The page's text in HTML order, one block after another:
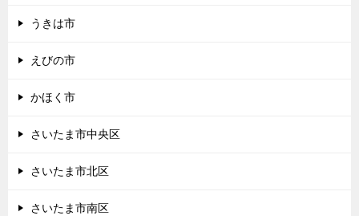
うきは市
えびの市
かほく市
さいたま市中央区
さいたま市北区
さいたま市南区